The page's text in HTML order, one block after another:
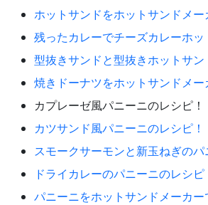
ホットサンドをホットサンドメ
残ったカレーでチーズカレーホ
型抜きサンドと型抜きホットサ
焼きドーナツをホットサンドメ
カプレーゼ風パニーニのレシピ！
カツサンド風パニーニのレシピ！
スモークサーモンと新玉ねぎのパ
ドライカレーのパニーニのレシピ
パニーニをホットサンドメーカ